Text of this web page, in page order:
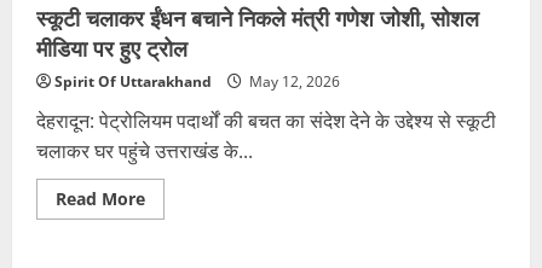
स्कूटी चलाकर ईंधन बचाने निकले मंत्री गणेश जोशी, सोशल
मीडिया पर हुए ट्रोल
Spirit Of Uttarakhand May 12, 2026
देहरादून: पेट्रोलियम पदार्थों की बचत का संदेश देने के उद्देश्य से स्कूटी
चलाकर घर पहुंचे उत्तराखंड के...
Read MoreRead
more